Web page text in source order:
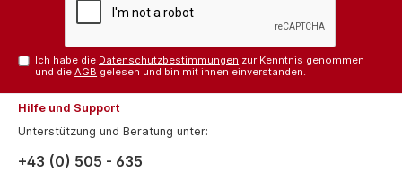
Ich habe die Datenschutzbestimmungen zur Kenntnis genommen
und dieAGB gelesen und bin mit ihnen einverstanden.
Hilfe und Support
Unterstützung und Beratung unter:
+43 (0) 505 - 635